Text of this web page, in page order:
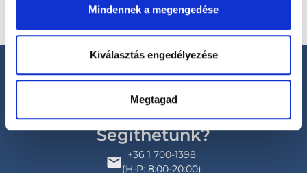
Mindennek a megengedése
Kiválasztás engedélyezése
Megtagad
Segíthetünk?
+36 1 700-1398
(H-P: 8:00-20:00)